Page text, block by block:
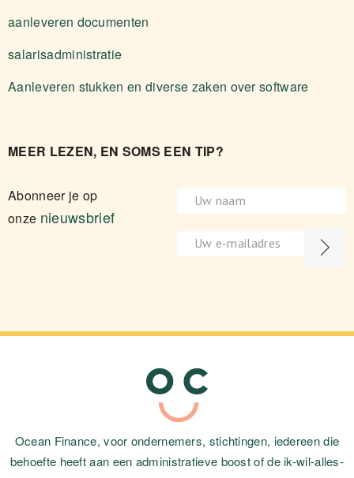
aanleveren documenten
salarisadministratie
Aanleveren stukken en diverse zaken over software
MEER LEZEN, EN SOMS EEN TIP?
Abonneer je op
onze nieuwsbrief
Ocean Finance, voor ondernemers, stichtingen, iedereen die
behoefte heeft aan een administratieve boost of de ik-wil-alles-